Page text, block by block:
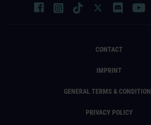
CONTACT
IMPRINT
GENERAL TERMS &
PRIVACY POLICY